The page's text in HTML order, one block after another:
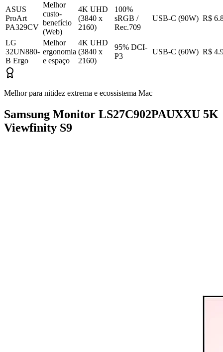
ASUS
ProArt
PA329CV
Melhor
custo-
benefício
(Web)
4K UHD
(3840 x
2160)
100%
sRGB /
Rec.709
USB-C (90W) R$
LG
32UN880-
B Ergo
Melhor
ergonomia
e espaço
4K UHD
(3840 x
2160)
95% DCI-
P3
USB-C (60W) R$
Melhor para nitidez extrema e ecossistema Mac
Samsung Monitor LS27C902PAUXXU 5K
Viewfinity S9